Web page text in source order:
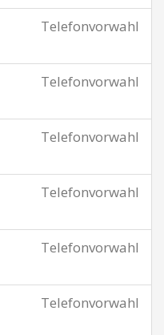
Telefonvorwahl
Telefonvorwahl
Telefonvorwahl
Telefonvorwahl
Telefonvorwahl
Telefonvorwahl